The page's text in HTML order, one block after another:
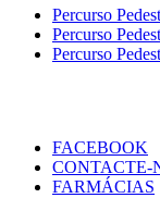
Percurso
Percurso
Percurso
FACEBOOK
CONTACTE-
FARMÁCIAS